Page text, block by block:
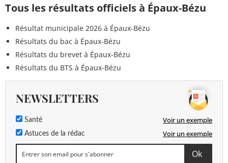
Tous les résultats officiels à Épaux-Bézu
Résultat municipale 2026 à Épaux-Bézu
Résultats du bac à Épaux-Bézu
Résultats du brevet à Épaux-Bézu
Résultats du BTS à Épaux-Bézu
NEWSLETTERS
Santé Voir un exemple
Astuces de la rédac Voir un exemple